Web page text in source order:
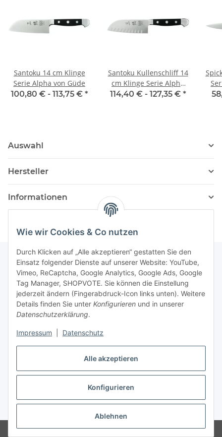
Alle akzeptieren
Konfigurieren
Ablehnen
Wie wir Cookies & Co nutzen
Durch Klicken auf „Alle akzeptieren“ gestatten Sie den
Einsatz folgender Dienste auf unserer Website: YouTube,
Vimeo, ReCaptcha, Google Analytics, Google Ads, Google
Tag Manager, SHOPVOTE. Sie können die Einstellung
jederzeit ändern (Fingerabdruck-Icon links unten). Weitere
Details finden Sie unter Konfigurieren und in unserer
Datenschutzerklärung.
Impressum Datenschutz
Santoku 14 cm Klinge
Serie Alpha von Güde
100,80 € - 113,75 € *
Santoku Kullenschliff 14
cm Klinge Serie Alpha
von Güde
114,40 € - 127,35 € *
Auswahl
Hersteller
Informationen
Newsletter Abonnieren
Bitte senden Sie mir entsprechend Ihrer
Datenschutzerklärungregelmäßig und jederzeit widerruflich
Informationen zu Ihrem Produktsortiment per E-Mail zu.
Abonnieren
Newsletter Abonnieren
Vertrag widerrufen
* Alle Preise inkl. gesetzlicher USt., zzgl.